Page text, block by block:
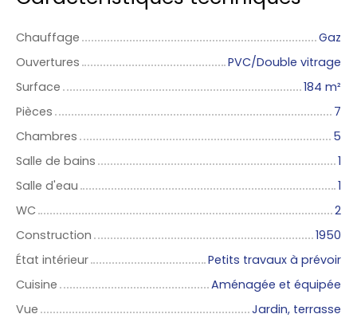
Chauffage
Gaz
Ouvertures
PVC/Double vitrage
Surface
184 m²
Pièces
7
Chambres
5
Salle de bains
1
Salle d'eau
1
WC
2
Construction
1950
État intérieur
Petits travaux à prévoir
Cuisine
Aménagée et équipée
Vue
Jardin, terrasse